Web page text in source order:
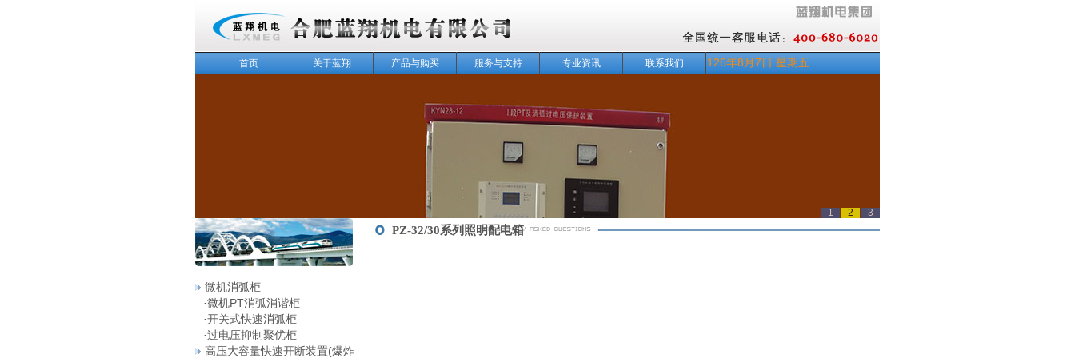
首页 关于蓝翔 产品与购买 服务与支持 专业资讯 联系我们 126年8月7日 星期五
1 2 3
微机消弧柜
·微机PT消弧消谐柜
·开关式快速消弧柜
·过电压抑制聚优柜
高压大容量快速开断装置(爆炸
PZ-32/30系列照明配电箱